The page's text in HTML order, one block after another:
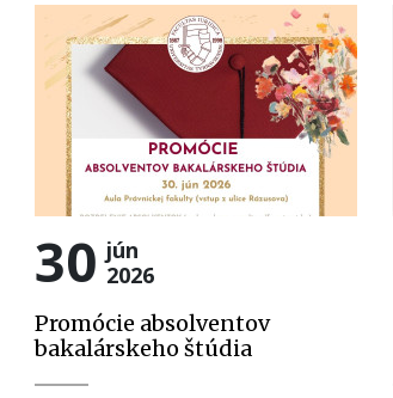
30 jún
2026
Promócie absolventov
bakalárskeho štúdia